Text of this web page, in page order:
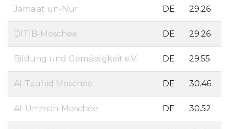
Jama'at un-Nur DE 29.26
DİTİB-Moschee DE 29.26
Bildung und Gemässigkeit e.V. DE 29.55
Al-Tauhid Moschee DE 30.46
Al-Ummah-Moschee DE 30.52